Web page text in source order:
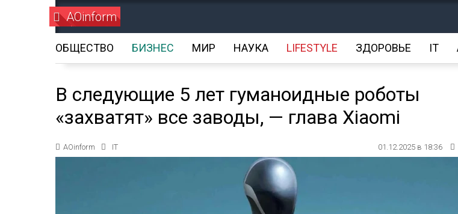
AOinform
ОБЩЕСТВО БИЗНЕС МИР НАУКА LIFESTYLE ЗДОРОВЬЕ IT
В следующие 5 лет гуманоидные роботы
«захватят» все заводы, — глава Xiaomi
AOinform IT 01.12.2025 в 18:36